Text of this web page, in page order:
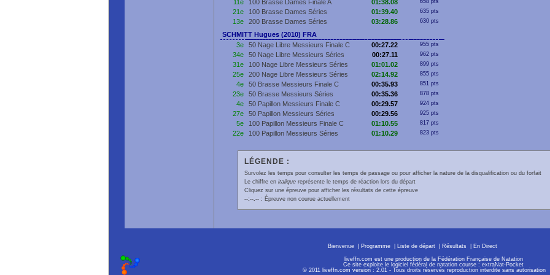
11e 100 Brasse Dames Finale A 01:38.08 658 pts
21e 100 Brasse Dames Séries 01:39.40 635 pts
13e 200 Brasse Dames Séries 03:28.86 630 pts
SCHMITT Hugues (2010) FRA
3e
50 Nage Libre Messieurs Finale C 00:27.22 955 pts
34e 50 Nage Libre Messieurs Séries 00:27.11 962 pts
31e 100 Nage Libre Messieurs Séries 01:01.02 899 pts
25e 200 Nage Libre Messieurs Séries 02:14.92 855 pts
4e 50 Brasse Messieurs Finale C 00:35.93 851 pts
23e 50 Brasse Messieurs Séries 00:35.36 878 pts
4e 50 Papillon Messieurs Finale C 00:29.57 924 pts
27e 50 Papillon Messieurs Séries 00:29.56 925 pts
5e 100 Papillon Messieurs Finale C 01:10.55 817 pts
22e 100 Papillon Messieurs Séries 01:10.29 823 pts
LÉGENDE :
Survolez les temps pour consulter les temps de passage ou pour afficher la nature de la disqualification ou du forfait
Le chiffre en italiquereprésente le temps de réaction lors du départ
Cliquez sur une épreuve pour afficher les résultats de cette épreuve
--:--.--: Épreuve non courue actuellement
Bienvenue Programme Liste de départ Résultats En Direct
liveffn.com est une production de la Fédération Française de Natation
Ce site exploite le logiciel fédéral de natation course : extraNat-Pocket
© 2011 liveffn.com version : 2.01 - Tous droits réservés reproduction interdite sans autorisation